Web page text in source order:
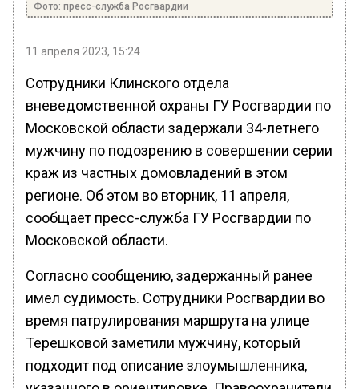
Фото: пресс-служба Росгвардии
11 апреля 2023, 15:24
Сотрудники Клинского отдела
вневедомственной охраны ГУ Росгвардии по
Московской области задержали 34-летнего
мужчину по подозрению в совершении серии
краж из частных домовладений в этом
регионе. Об этом во вторник, 11 апреля,
сообщает пресс-служба ГУ Росгвардии по
Московской области.
Согласно сообщению, задержанный ранее
имел судимость. Сотрудники Росгвардии во
время патрулирования маршрута на улице
Терешковой заметили мужчину, который
подходит под описание злоумышленника,